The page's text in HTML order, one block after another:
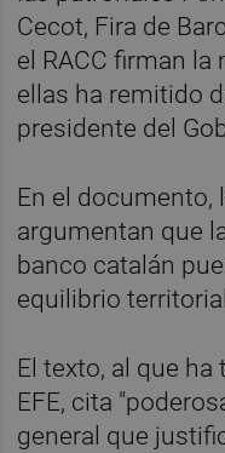
Cecot, Fira de
el RACC firman la
ellas ha remitido
presidente del
En el
argumentan que
banco catalán
equilibrio
El texto, al que
EFE, cita
general que